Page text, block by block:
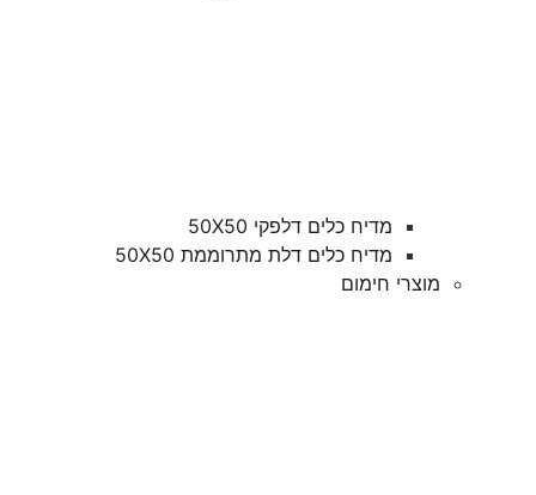
מדיח כלים דלפקי 50X50
מדיח כלים דלת מתרוממת 50X50
מוצרי חימום